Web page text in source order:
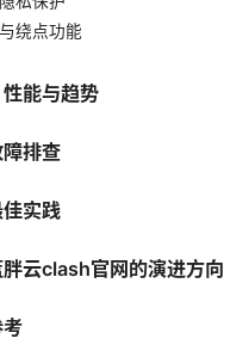
绕点功能
能与趋势
排查
实践
云clash官网的演进方向